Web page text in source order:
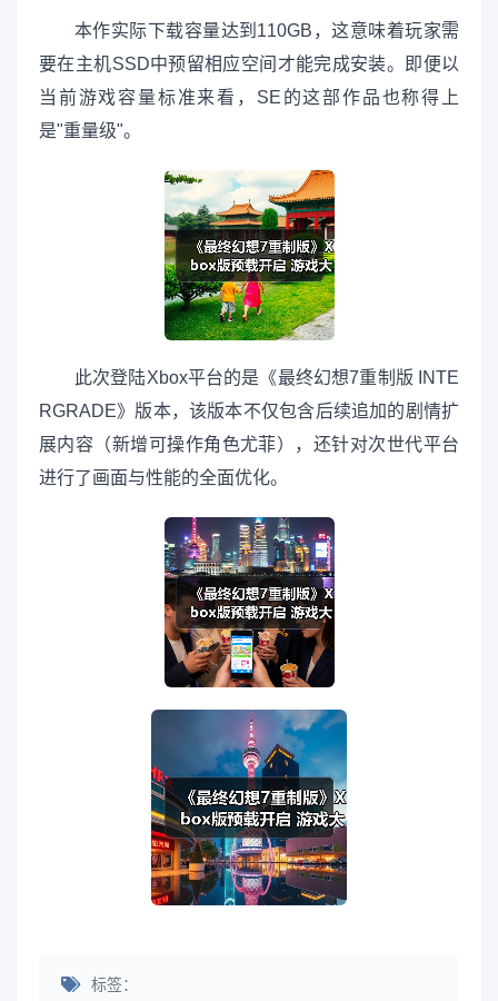
本作实际下载容量达到110GB，这意味着玩家需
要在主机SSD中预留相应空间才能完成安装。即便以
当前游戏容量标准来看，SE的这部作品也称得上
是"重量级"。
此次登陆Xbox平台的是《最终幻想7重制版 INTE
RGRADE》版本，该版本不仅包含后续追加的剧情扩
展内容（新增可操作角色尤菲），还针对次世代平台
进行了画面与性能的全面优化。
标签：